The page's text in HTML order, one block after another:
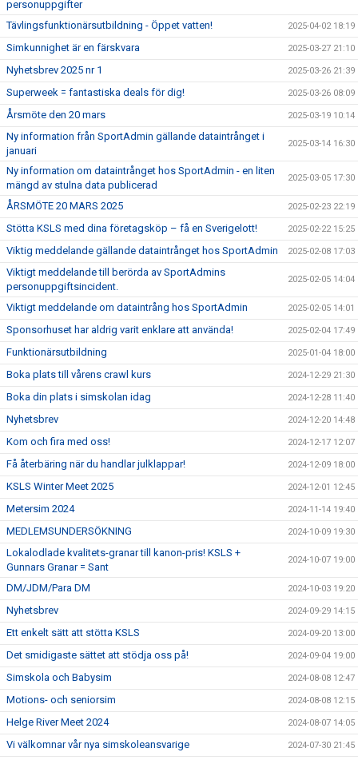
personuppgifter
Tävlingsfunktionärsutbildning - Öppet vatten! 2025-04-02 18:19
Simkunnighet är en färskvara 2025-03-27 21:10
Nyhetsbrev 2025 nr 1 2025-03-26 21:39
Superweek = fantastiska deals för dig! 2025-03-26 08:09
Årsmöte den 20 mars 2025-03-19 10:14
Ny information från SportAdmin gällande dataintrånget i
januari
2025-03-14 16:30
Ny information om dataintrånget hos SportAdmin - en liten
mängd av stulna data publicerad
2025-03-05 17:30
ÅRSMÖTE 20 MARS 2025 2025-02-23 22:19
Stötta KSLS med dina företagsköp – få en Sverigelott! 2025-02-22 15:25
Viktig meddelande gällande dataintrånget hos SportAdmin 2025-02-08 17:03
Viktigt meddelande till berörda av SportAdmins
personuppgiftsincident.
2025-02-05 14:04
Viktigt meddelande om dataintrång hos SportAdmin 2025-02-05 14:01
Sponsorhuset har aldrig varit enklare att använda! 2025-02-04 17:49
Funktionärsutbildning 2025-01-04 18:00
Boka plats till vårens crawl kurs 2024-12-29 21:30
Boka din plats i simskolan idag 2024-12-28 11:40
Nyhetsbrev 2024-12-20 14:48
Kom och fira med oss! 2024-12-17 12:07
Få återbäring när du handlar julklappar! 2024-12-09 18:00
KSLS Winter Meet 2025 2024-12-01 12:45
Metersim 2024 2024-11-14 19:40
MEDLEMSUNDERSÖKNING 2024-10-09 19:30
Lokalodlade kvalitets-granar till kanon-pris! KSLS +
Gunnars Granar = Sant
2024-10-07 19:00
DM/JDM/Para DM 2024-10-03 19:20
Nyhetsbrev 2024-09-29 14:15
Ett enkelt sätt att stötta KSLS 2024-09-20 13:00
Det smidigaste sättet att stödja oss på! 2024-09-04 19:00
Simskola och Babysim 2024-08-08 12:47
Motions- och seniorsim 2024-08-08 12:15
Helge River Meet 2024 2024-08-07 14:05
Vi välkomnar vår nya simskoleansvarige 2024-07-30 21:45